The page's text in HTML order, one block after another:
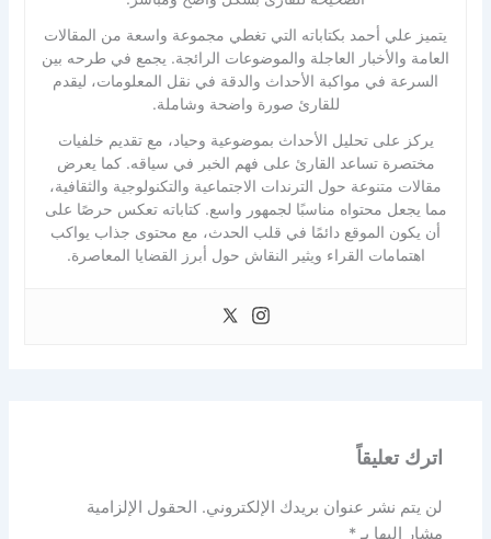
يتميز علي أحمد بكتاباته التي تغطي مجموعة واسعة من المقالات
العامة والأخبار العاجلة والموضوعات الرائجة. يجمع في طرحه بين
السرعة في مواكبة الأحداث والدقة في نقل المعلومات، ليقدم
للقارئ صورة واضحة وشاملة.
يركز على تحليل الأحداث بموضوعية وحياد، مع تقديم خلفيات
مختصرة تساعد القارئ على فهم الخبر في سياقه. كما يعرض
مقالات متنوعة حول الترندات الاجتماعية والتكنولوجية والثقافية،
مما يجعل محتواه مناسبًا لجمهور واسع. كتاباته تعكس حرصًا على
أن يكون الموقع دائمًا في قلب الحدث، مع محتوى جذاب يواكب
اهتمامات القراء ويثير النقاش حول أبرز القضايا المعاصرة.
اترك تعليقاً
لن يتم نشر عنوان بريدك الإلكتروني. الحقول الإلزامية
مشار إليها بـ*